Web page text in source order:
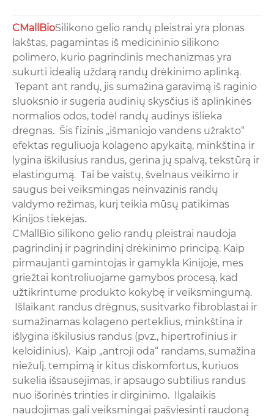
CMallBioSilikono gelio randų pleistrai yra plonas
lakštas, pagamintas iš medicininio silikono
polimero, kurio pagrindinis mechanizmas yra
sukurti idealią uždarą randų drėkinimo aplinką.
Tepant ant randų, jis sumažina garavimą iš raginio
sluoksnio ir sugeria audinių skysčius iš aplinkinės
normalios odos, todėl randų audinys išlieka
drėgnas. Šis fizinis „išmaniojo vandens užrakto“
efektas reguliuoja kolageno apykaitą, minkština ir
lygina iškilusius randus, gerina jų spalvą, tekstūrą ir
elastingumą. Tai be vaistų, švelnaus veikimo ir
saugus bei veiksmingas neinvazinis randų
valdymo režimas, kurį teikia mūsų patikimas
Kinijos tiekėjas.
CMallBio silikono gelio randų pleistrai naudoja
pagrindinį ir pagrindinį drėkinimo principą. Kaip
pirmaujanti gamintojas ir gamykla Kinijoje, mes
griežtai kontroliuojame gamybos procesą, kad
užtikrintume produkto kokybę ir veiksmingumą.
Išlaikant randus drėgnus, susitvarko fibroblastai ir
sumažinamas kolageno perteklius, minkština ir
išlygina iškilusius randus (pvz., hipertrofinius ir
keloidinius). Kaip „antroji oda“ randams, sumažina
niežulį, tempimą ir kitus diskomfortus, kuriuos
sukelia išsausėjimas, ir apsaugo subtilius randus
nuo išorinės trinties ir dirginimo. Ilgalaikis
naudojimas gali veiksmingai pašviesinti raudoną